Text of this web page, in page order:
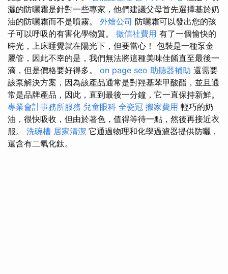
灑的防曬霜是針對一些專家，他們建議父母首先選擇基於奶
油的防曬霜而不是噴霧。 外燴公司 防曬霜可以發出您的孩
子可以呼吸的有害化學物質。 徵信社費用 有了一個愉快的
時光，上床睡覺就在陽光下，但要當心！ 包裝是一種泵金
屬管，因此不幸的是，我們無法將這種美味佳餚直至最後一
滴，但是價格要好得多。 on page seo 助聽器補助 還需要
該泵解決方案，因為該產品通常是對羥基苯甲酸酯，並且通
常是品牌產品，因此，直到最後一分鐘，它一直保持新鮮。
專業會計事務所服務 兒童眼科 全瓷冠 搬家費用 輕巧的奶
油，很快吸收，但由於著色，值得等待一點，然後再接近衣
服。 洗碗槽 居家清潔 它通過物理和化學過濾器提供防曬，
還含有二氧化鈦。